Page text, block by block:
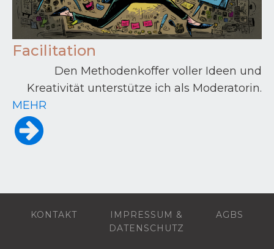
Facilitation
Den Methodenkoffer voller Ideen und
Kreativität unterstütze ich als Moderatorin.
MEHR
KONTAKT
IMPRESSUM &
DATENSCHUTZ
AGBS